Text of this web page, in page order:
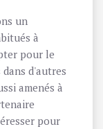
un
à
pour le
d'autres
amenés à
pour